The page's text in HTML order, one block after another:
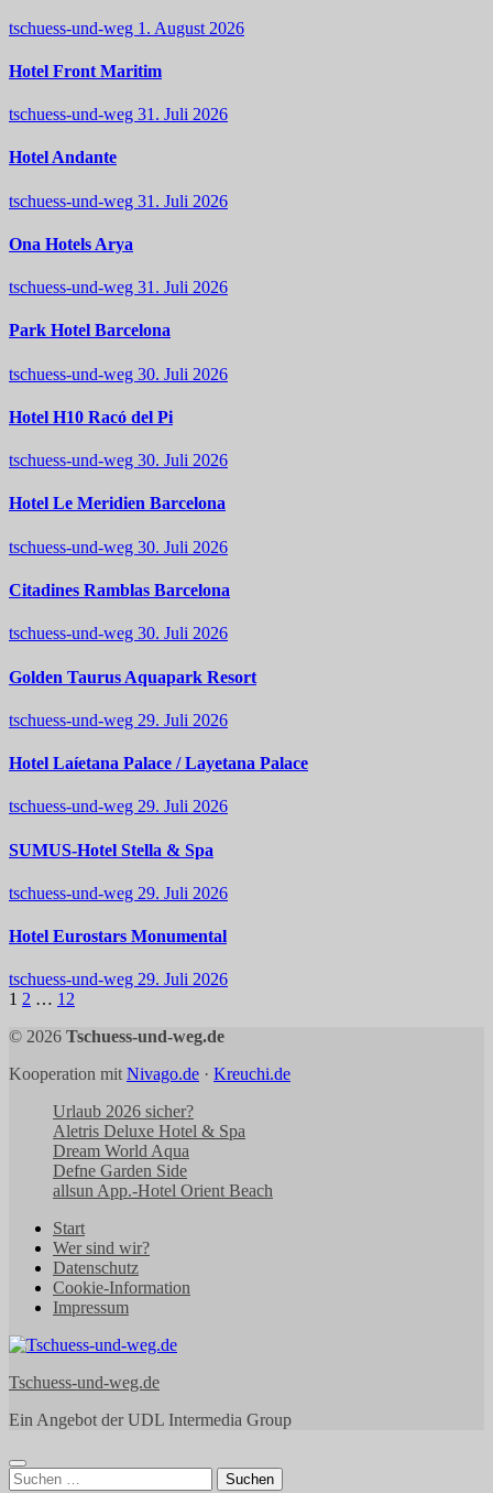
tschuess-und-weg 1. August 2026
Hotel Front Maritim
tschuess-und-weg 31. Juli 2026
Hotel Andante
tschuess-und-weg 31. Juli 2026
Ona Hotels Arya
tschuess-und-weg 31. Juli 2026
Park Hotel Barcelona
tschuess-und-weg 30. Juli 2026
Hotel H10 Racó del Pi
tschuess-und-weg 30. Juli 2026
Hotel Le Meridien Barcelona
tschuess-und-weg 30. Juli 2026
Citadines Ramblas Barcelona
tschuess-und-weg 30. Juli 2026
Golden Taurus Aquapark Resort
tschuess-und-weg 29. Juli 2026
Hotel Laíetana Palace / Layetana Palace
tschuess-und-weg 29. Juli 2026
SUMUS-Hotel Stella & Spa
tschuess-und-weg 29. Juli 2026
Hotel Eurostars Monumental
tschuess-und-weg 29. Juli 2026
Seitennummerierung
der
Beiträge
1 2 … 12
© 2026 Tschuess-und-weg.de
Kooperation mitNivago.de · Kreuchi.de
Urlaub 2026 sicher?
Aletris Deluxe Hotel & Spa
Dream World Aqua
Defne Garden Side
allsun App.-Hotel Orient Beach
Start
Wer sind wir?
Datenschutz
Cookie-Information
Impressum
Tschuess-und-weg.de
Ein Angebot der UDL Intermedia Group
Suchen